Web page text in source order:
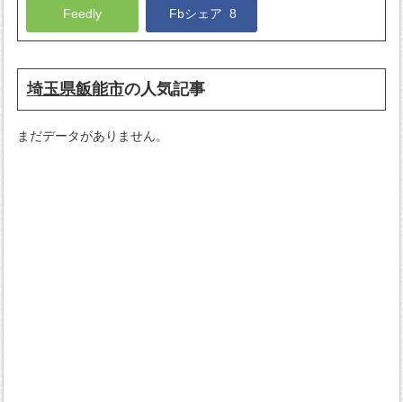
Feedly Fbシェア8
埼玉県飯能市の人気記事
まだデータがありません。